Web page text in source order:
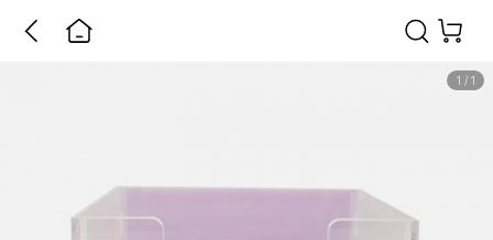
1 / 1